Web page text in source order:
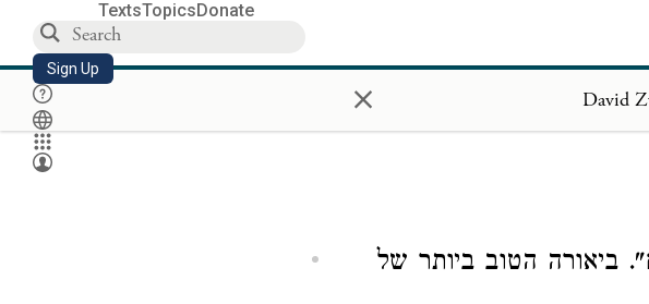
TextsTopicsDonate
Sign Up × David
ביאורה הטוב ביותר של